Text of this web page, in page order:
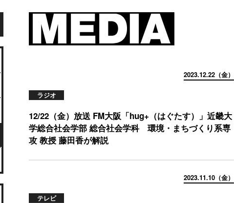
2023.12.22（金）
ラジオ
12/22（金）放送 FM大阪「hug+（はぐたす）」近畿大
学総合社会学部 総合社会学科 環境・まちづくり系専
攻 教授 藤田香が解説
2023.11.10（金）
テレビ